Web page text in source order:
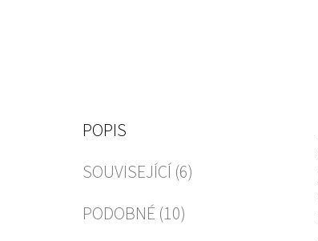
POPIS
SOUVISEJÍCÍ (6)
PODOBNÉ (10)